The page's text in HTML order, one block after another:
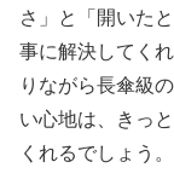
さ」と「開いた
事に解決してく
りながら長傘級
い心地は、きっ
くれるでしょう。